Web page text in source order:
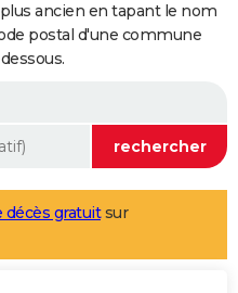
ancien en tapant le nom
postal d'une commune
décès gratuitsur